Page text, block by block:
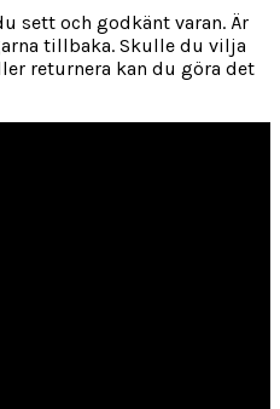
sett och godkänt varan. Är
tillbaka. Skulle du vilja
returnera kan du göra det